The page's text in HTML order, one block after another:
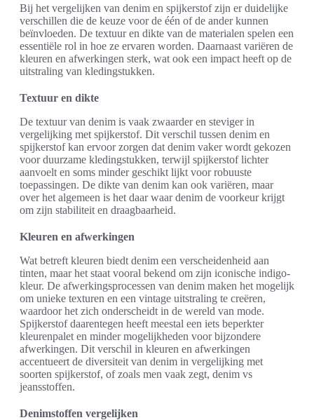
Bij het vergelijken van denim en spijkerstof zijn er duidelijke
verschillen die de keuze voor de één of de ander kunnen
beïnvloeden. De textuur en dikte van de materialen spelen een
essentiële rol in hoe ze ervaren worden. Daarnaast variëren de
kleuren en afwerkingen sterk, wat ook een impact heeft op de
uitstraling van kledingstukken.
Textuur en dikte
De textuur van denim is vaak zwaarder en steviger in
vergelijking met spijkerstof. Dit verschil tussen denim en
spijkerstof kan ervoor zorgen dat denim vaker wordt gekozen
voor duurzame kledingstukken, terwijl spijkerstof lichter
aanvoelt en soms minder geschikt lijkt voor robuuste
toepassingen. De dikte van denim kan ook variëren, maar
over het algemeen is het daar waar denim de voorkeur krijgt
om zijn stabiliteit en draagbaarheid.
Kleuren en afwerkingen
Wat betreft kleuren biedt denim een verscheidenheid aan
tinten, maar het staat vooral bekend om zijn iconische indigo-
kleur. De afwerkingsprocessen van denim maken het mogelijk
om unieke texturen en een vintage uitstraling te creëren,
waardoor het zich onderscheidt in de wereld van mode.
Spijkerstof daarentegen heeft meestal een iets beperkter
kleurenpalet en minder mogelijkheden voor bijzondere
afwerkingen. Dit verschil in kleuren en afwerkingen
accentueert de diversiteit van denim in vergelijking met
soorten spijkerstof, of zoals men vaak zegt, denim vs
jeansstoffen.
Denimstoffen vergelijken